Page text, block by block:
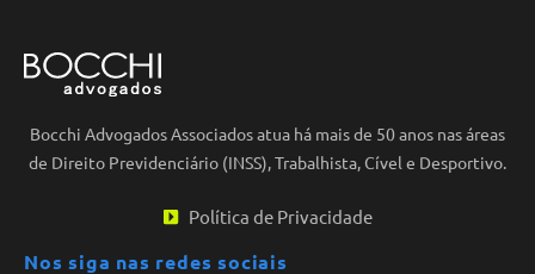
Bocchi Advogados Associados atua há mais de 50 anos nas áreas
de Direito Previdenciário (INSS), Trabalhista, Cível e Desportivo.
Política de Privacidade
Nos siga nas redes sociais